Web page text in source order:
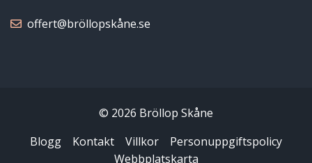
offert@bröllopskåne.se
© 2026 Bröllop Skåne
Blogg
Kontakt Villkor
Personuppgiftspolicy
Webbplatskarta